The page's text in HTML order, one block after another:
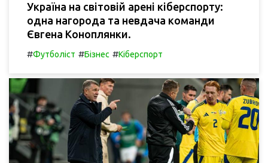
Україна на світовій арені кіберспорту:
одна нагорода та невдача команди
Євгена Коноплянки.
#Футболіст #Бізнес #Кіберспорт